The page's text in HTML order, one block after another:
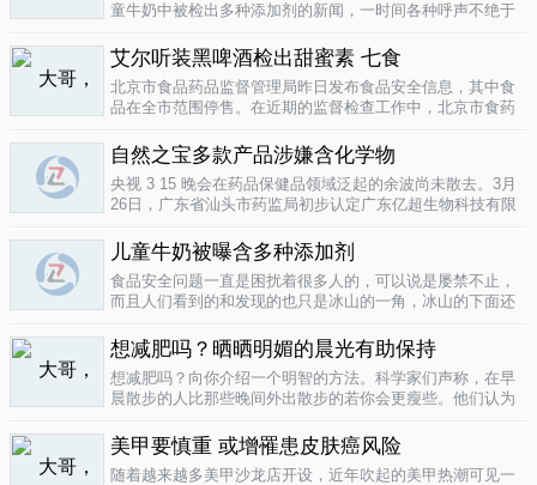
童牛奶中被检出多种添加剂的新闻，一时间各种呼声不绝于
慌。 每天一斤奶，强壮中国人 ，到底让儿童强壮起来的是牛
奶，还是添加剂？超市中的儿童牛..
艾尔听装黑啤酒检出甜蜜素 七食
北京市食品药品监督管理局昨日发布食品安全信息，其中食
品在全市范围停售。在近期的监督检查工作中，北京市食药
带集团北京蓝宝酒业有限公司生产的 艾尔 听装黑啤酒，检出
不得检出的甜蜜素。北京市..
自然之宝多款产品涉嫌含化学物
央视 3 15 晚会在药品保健品领域泛起的余波尚未散去。3月
26日，广东省汕头市药监局初步认定广东亿超生物科技有限
已涉嫌构成生产销售伪劣产品罪，决定将案件移送汕头市公
安局依法查处。亿..
儿童牛奶被曝含多种添加剂
食品安全问题一直是困扰着很多人的，可以说是屡禁不止，
而且人们看到的和发现的也只是冰山的一角，冰山的下面还
中国家向发达国家进展的过程中的必经之路吧，但是，人们
要为这种发展付出一定的代价，尤其..
想减肥吗？晒晒明媚的晨光有助保持
想减肥吗？向你介绍一个明智的方法。科学家们声称，在早
晨散步的人比那些晚间外出散步的若你会更瘦些。他们认为
国研究人员让54名男性和女性研究参与者在手腕上戴上监控
器，记录他们在一个星期内晒太阳..
美甲要慎重 或增罹患皮肤癌风险
随着越来越多美甲沙龙店开设，近年吹起的美甲热潮可见一